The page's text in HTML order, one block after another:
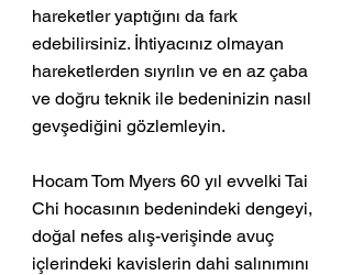
hareketler yaptığını da fark
edebilirsiniz. İhtiyacınız olmayan
hareketlerden sıyrılın ve en az çaba
ve doğru teknik ile bedeninizin nasıl
gevşediğini gözlemleyin.
Hocam Tom Myers 60 yıl evvelki Tai
Chi hocasının bedenindeki dengeyi,
doğal nefes alış-verişinde avuç
içlerindeki kavislerin dahi salınımını